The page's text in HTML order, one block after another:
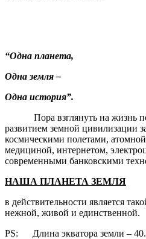
“Одна планета,
Одна земля –
Одна история”.
Пора взглянуть на жизнь
развитием земной цивилизации
космическими полетами,
медициной, интернетом,
современными банковскими
НАША ПЛАНЕТА ЗЕМЛЯ
в действительности является
нежной, живой и единственной.
PS: Длина экватора земли –